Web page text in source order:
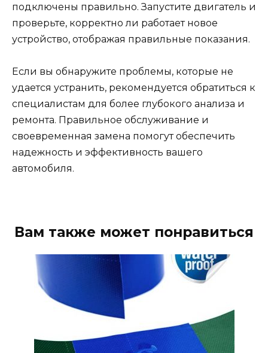
подключены правильно. Запустите двигатель и
проверьте, корректно ли работает новое
устройство, отображая правильные показания.
Если вы обнаружите проблемы, которые не
удается устранить, рекомендуется обратиться к
специалистам для более глубокого анализа и
ремонта. Правильное обслуживание и
своевременная замена помогут обеспечить
надежность и эффективность вашего
автомобиля.
Вам также может понравиться